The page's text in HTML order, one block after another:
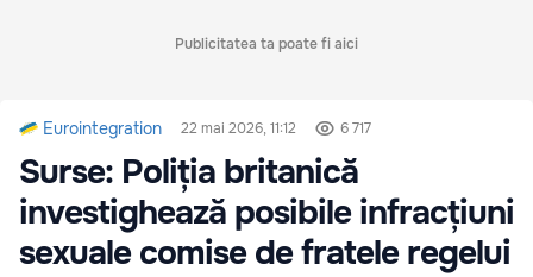
Publicitatea ta poate fi aici
Eurointegration 22 mai 2026, 11:12 6 717
Surse: Poliția britanică
investighează posibile infracțiuni
sexuale comise de fratele regelui